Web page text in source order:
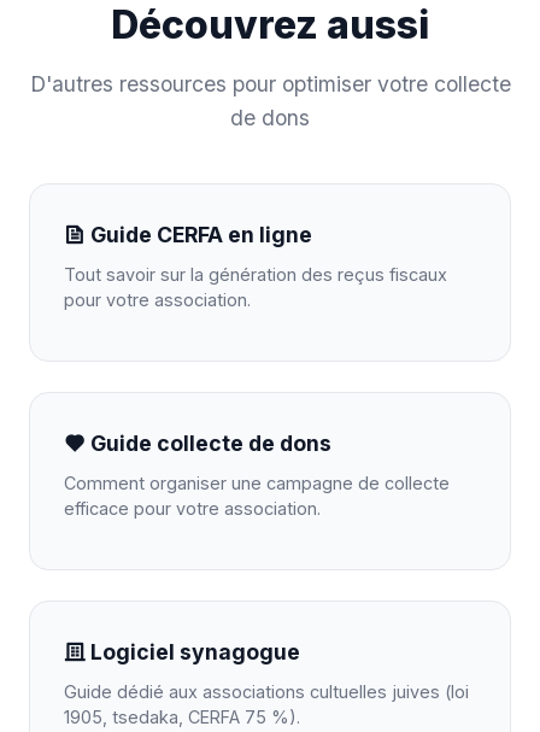
Découvrez aussi
D'autres ressources pour optimiser votre collecte
de dons
Guide CERFA en ligne
Tout savoir sur la génération des reçus fiscaux
pour votre association.
Guide collecte de dons
Comment organiser une campagne de collecte
efficace pour votre association.
Logiciel synagogue
Guide dédié aux associations cultuelles juives (loi
1905, tsedaka, CERFA 75 %).